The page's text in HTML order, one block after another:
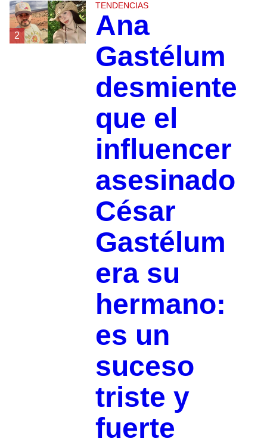
2
TENDENCIAS
Ana
Gastélum
desmiente
que el
influencer
asesinado
César
Gastélum
era su
hermano:
es un
suceso
triste y
fuerte